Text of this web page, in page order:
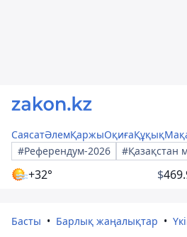
СаясатӘлемҚаржыОқиғаҚұқық
#Референдум-2026
#Қазақстан
+32° $
Басты Барлық жаңалықтар